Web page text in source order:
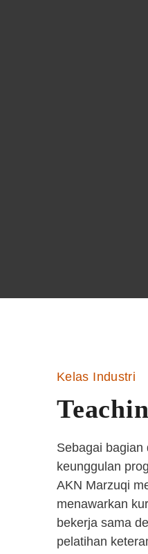
Kelas Industri
Sebagai bagian
keunggulan
AKN Marzuqi
menawarkan
bekerja sama
pelatihan